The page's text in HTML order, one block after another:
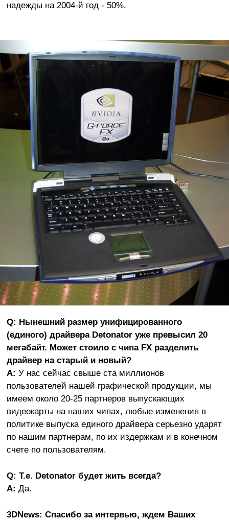
надежды на 2004-й год - 50%.
Q: Нынешний размер унифицированного
(единого) драйвера Detonator уже превысил 20
мегабайт. Может стоило с чипа FX разделить
драйвер на старый и новый?
A: У нас сейчас свыше ста миллионов
пользователей нашей графической продукции, мы
имеем около 20-25 партнеров выпускающих
видеокарты на наших чипах, любые изменения в
политике выпуска единого драйвера серьезно ударят
по нашим партнерам, по их издержкам и в конечном
счете по пользователям.
Q: Т.е. Detonator будет жить всегда?
A: Да.
3DNews: Спасибо за интервью, ждем Ваших